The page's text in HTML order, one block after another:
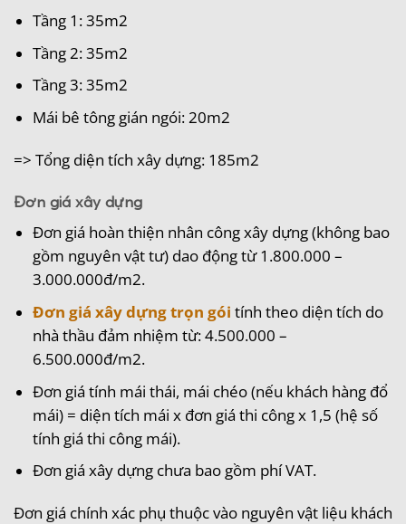
Tầng 1: 35m2
Tầng 2: 35m2
Tầng 3: 35m2
Mái bê tông gián ngói: 20m2
=> Tổng diện tích xây dựng: 185m2
Đơn giá xây dựng
Đơn giá hoàn thiện nhân công xây dựng (không bao
gồm nguyên vật tư) dao động từ 1.800.000 –
3.000.000đ/m2.
Đơn giá xây dựng trọn gói tính theo diện tích do
nhà thầu đảm nhiệm từ: 4.500.000 –
6.500.000đ/m2.
Đơn giá tính mái thái, mái chéo (nếu khách hàng đổ
mái) = diện tích mái x đơn giá thi công x 1,5 (hệ số
tính giá thi công mái).
Đơn giá xây dựng chưa bao gồm phí VAT.
Đơn giá chính xác phụ thuộc vào nguyên vật liệu khách